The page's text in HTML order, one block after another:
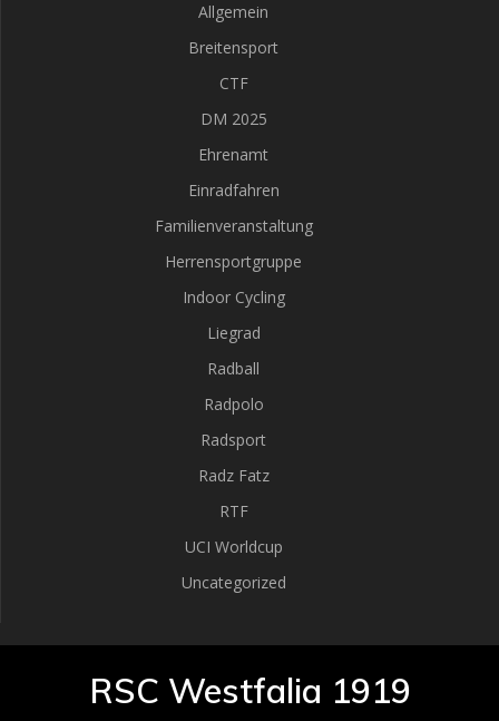
Allgemein
Breitensport
CTF
DM 2025
Ehrenamt
Einradfahren
Familienveranstaltung
Herrensportgruppe
Indoor Cycling
Liegrad
Radball
Radpolo
Radsport
Radz Fatz
RTF
UCI Worldcup
Uncategorized
RSC Westfalia 1919